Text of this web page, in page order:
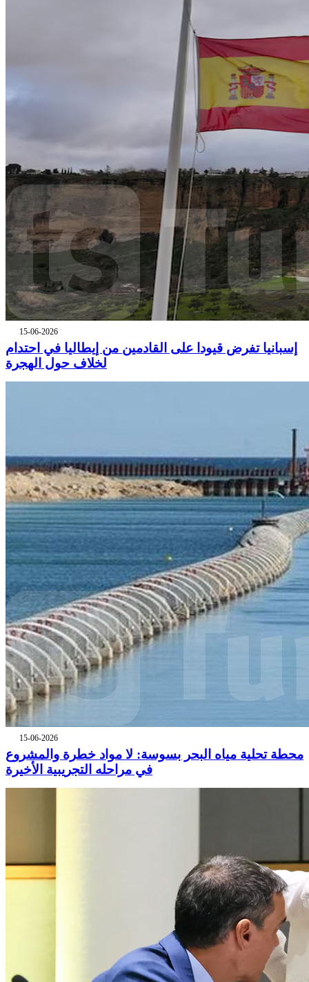
15-06-2026
إسبانيا تفرض قيودا على القادمين من إيطاليا في احتدام
لخلاف حول الهجرة
15-06-2026
محطة تحلية مياه البحر بسوسة: لا مواد خطرة والمشروع
في مراحله التجريبية الأخيرة